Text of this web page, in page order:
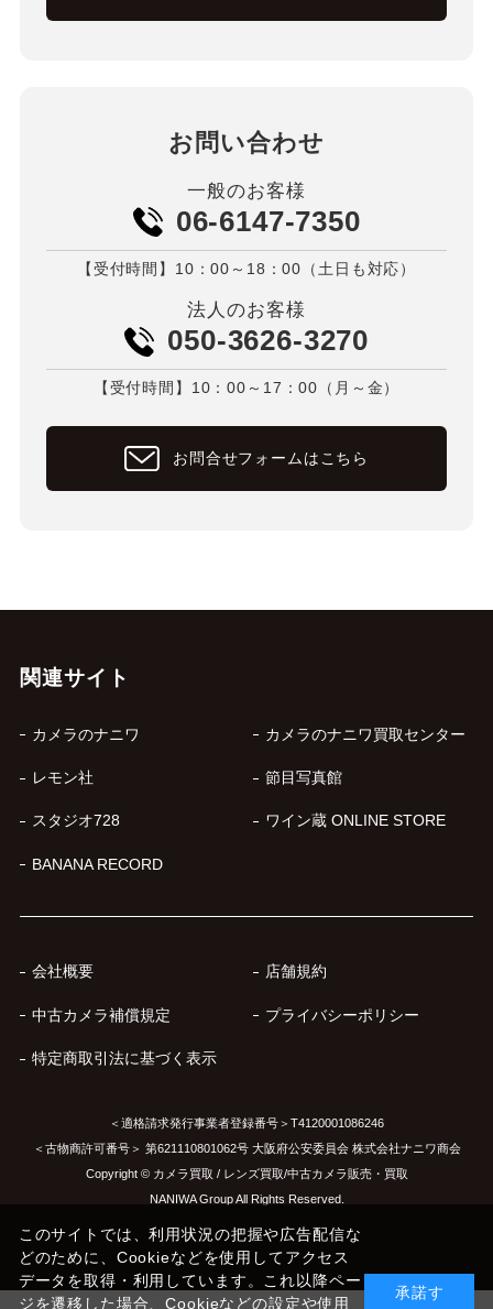
お問い合わせ
一般のお客様
06-6147-7350
【受付時間】10：00～18：00（土日も対応）
法人のお客様
050-3626-3270
【受付時間】10：00～17：00（月～金）
お問合せフォームはこちら
関連サイト
カメラのナニワ カメラのナニワ買取センター
レモン社 節目写真館
スタジオ728 ワイン蔵 ONLINE STORE
BANANA RECORD
会社概要 店舗規約
中古カメラ補償規定 プライバシーポリシー
特定商取引法に基づく表示
＜適格請求発行事業者登録番号＞T4120001086246
＜古物商許可番号＞ 第621110801062号 大阪府公安委員会 株式会社ナニワ商会
Copyright © カメラ買取 / レンズ買取/中古カメラ販売・買取
NANIWA Group All Rights Reserved.
このサイトでは、利用状況の把握や広告配信な
どのために、Cookieなどを使用してアクセス
データを取得・利用しています。これ以降ペー
ジを遷移した場合、Cookieなどの設定や使用
承諾す